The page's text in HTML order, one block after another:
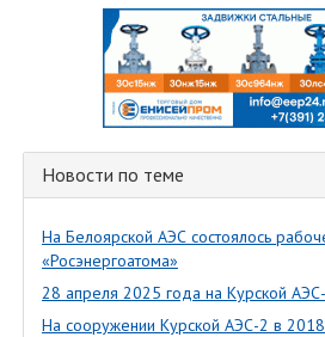
Новости по теме
На Белоярской АЭС состоялось
«Росэнергоатома»
28 апреля 2025 года на Курской
На сооружении Курской АЭС-2 в